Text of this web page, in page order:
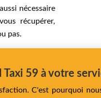
nécessaire
récupérer,
pas.
Taxi 59 à votre
C'est pourquoi